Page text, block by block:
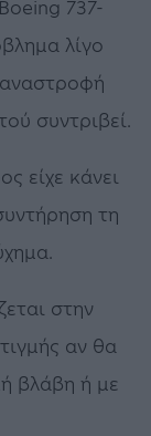
737-
λίγο
αναστροφή
συντριβεί.
είχε κάνει
τη
στην
αν θα
βλάβη ή με